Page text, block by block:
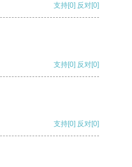
支持[0] 反对[0]
支持[0] 反对[0]
支持[0] 反对[0]